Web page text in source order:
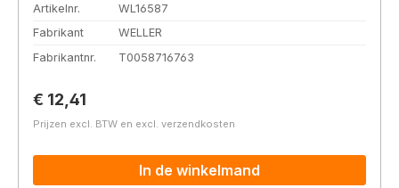
Artikelnr.
WL16587
Fabrikant
WELLER
Fabrikantnr.
T0058716763
Normale prijs:
€ 12,41
Prijzen excl. BTW en excl. verzendkosten
In de winkelmand